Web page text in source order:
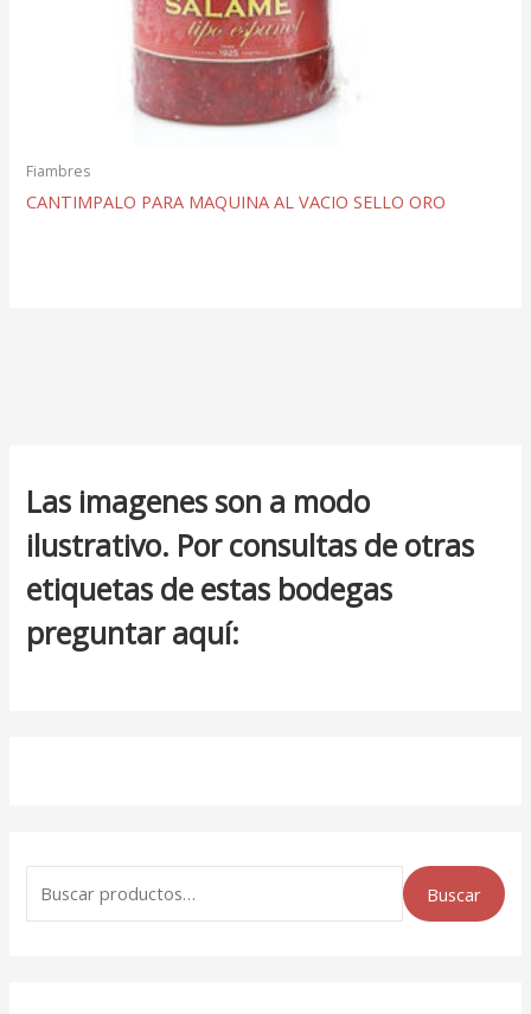
Las imagenes son a modo
ilustrativo. Por consultas de otras
etiquetas de estas bodegas
preguntar aquí:
Buscar
Fiambres
CANTIMPALO PARA MAQUINA AL VACIO SELLO ORO